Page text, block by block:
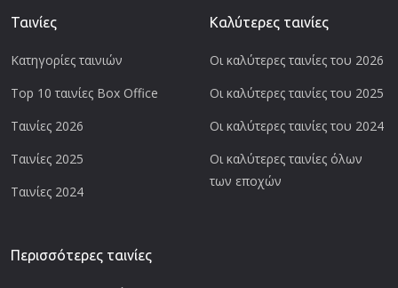
Ταινίες
Κατηγορίες ταινιών
Top 10 ταινίες Box Office
Ταινίες 2026
Ταινίες 2025
Ταινίες 2024
Καλύτερες ταινίες
Οι καλύτερες ταινίες του 2026
Οι καλύτερες ταινίες του 2025
Οι καλύτερες ταινίες του 2024
Οι καλύτερες ταινίες όλων
των εποχών
Περισσότερες ταινίες